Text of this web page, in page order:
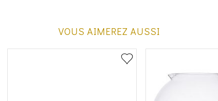
VOUS AIMEREZ AUSSI